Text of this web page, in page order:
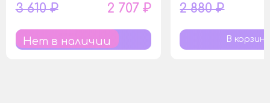
3 610 ₽ 2 707 ₽
Нет в наличии
2 880 ₽